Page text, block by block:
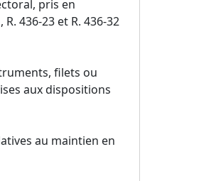
pris en
436-23 et R. 436-32
filets ou
aux dispositions
au maintien en